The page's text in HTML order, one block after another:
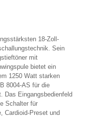
18-Zoll-
Sein
mit
bietet ein
1250 Watt starken
8004-AS für die
Das Eingangsbedienfeld
Schalter für
Cardioid-Preset und